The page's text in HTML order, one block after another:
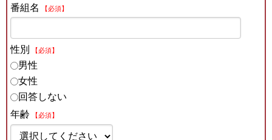
番組名 【必須】
性別 【必須】
男性
女性
回答しない
年齢
【必須】